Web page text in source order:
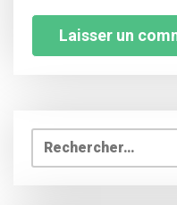
Rechercher :